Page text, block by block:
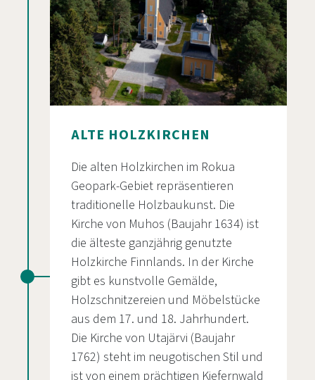
ALTE HOLZKIRCHEN
Die alten Holzkirchen im Rokua
Geopark-Gebiet repräsentieren
traditionelle Holzbaukunst. Die
Kirche von Muhos (Baujahr 1634) ist
die älteste ganzjährig genutzte
Holzkirche Finnlands. In der Kirche
gibt es kunstvolle Gemälde,
Holzschnitzereien und Möbelstücke
aus dem 17. und 18. Jahrhundert.
Die Kirche von Utajärvi (Baujahr
1762) steht im neugotischen Stil und
ist von einem prächtigen Kiefernwald